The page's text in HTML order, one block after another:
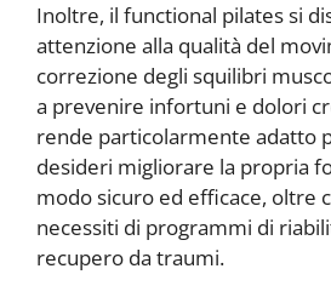
Inoltre, il functional pilates si
attenzione alla qualità del
correzione degli squilibri
a prevenire infortuni e dolori
rende particolarmente adatto
desideri migliorare la propria
modo sicuro ed efficace, oltre
necessiti di programmi di
recupero da traumi.